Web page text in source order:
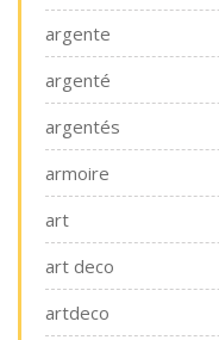
argente
argenté
argentés
armoire
art
art deco
artdeco